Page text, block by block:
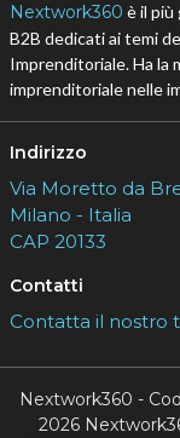
Nextwork360 è il
B2B dedicati ai temi
Imprenditoriale. Ha la
imprenditoriale nelle
Indirizzo
Via Moretto da
Milano - Italia
CAP 20133
Contatti
Contatta il nostro
Nextwork360 -
2026